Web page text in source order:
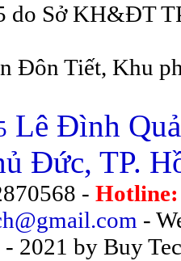
do Sở KH&ĐT
Đôn Tiết, Khu
Lê Đình
Đức, TP.
- Hotline:
-
2021 by Buy